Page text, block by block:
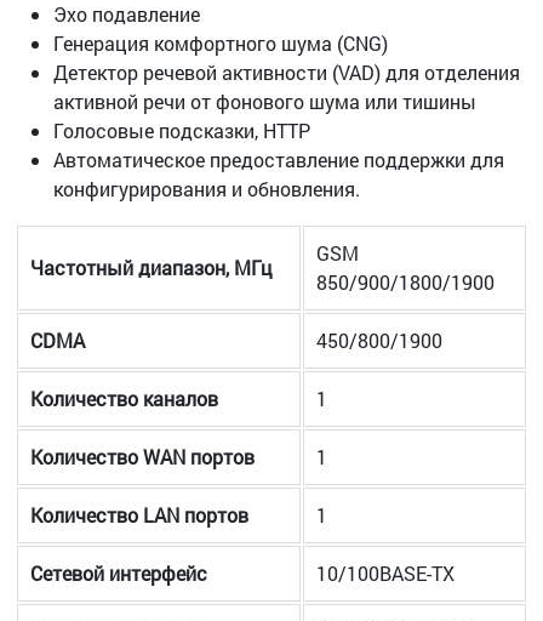
Эхо подавление
Генерация комфортного шума (CNG)
Детектор речевой активности (VAD) для отделения
активной речи от фонового шума или тишины
Голосовые подсказки, HTTP
Автоматическое предоставление поддержки для
конфигурирования и обновления.
Частотный диапазон, МГц
GSM
850/900/1800/1900
CDMA 450/800/1900
Количество каналов 1
Количество WAN портов 1
Количество LAN портов 1
Сетевой интерфейс 10/100BASE-TX